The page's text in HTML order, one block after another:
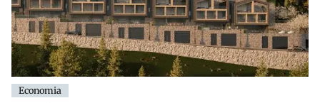
Economia